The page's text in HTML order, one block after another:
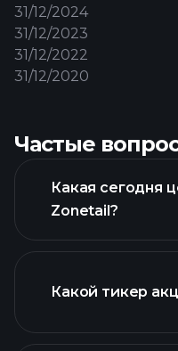
31/12/2024
31/12/2023
31/12/2022
31/12/2020
Частые
Какая сегодня
Zonetail?
Какой тикер